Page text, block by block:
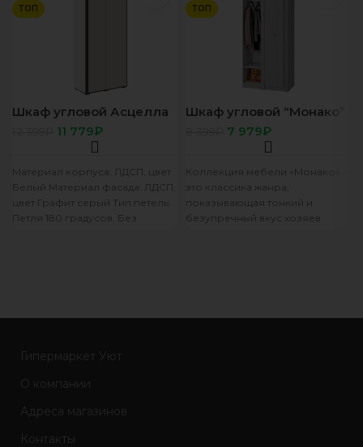
ТОП
Шкаф угловой Асцелла
белый/графит серый
11 779₽
Материал корпуса: ЛДСП, цвет
Белый Материал фасада: ЛДСП,
цвет Графит серый Тип петель:
Петля 180 градусов, Без
ТОП
Шкаф угловой “Монако”
ШК-39 ясень белый /F12
7 979₽
Коллекция мебели «Монако» –
это классика жанра,
показывающая тонкий и
безупречный вкус хозяев
Гипермаркет Уют
О компании
Адреса магазинов
Контакты